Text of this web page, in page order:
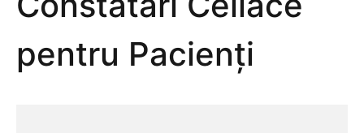
pentru Pacienți